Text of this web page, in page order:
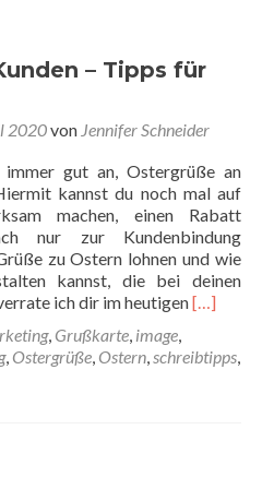
– Tipps für
2020von Jennifer Schneider
gut an, Ostergrüße an
kannst du noch mal auf
machen, einen Rabatt
nur zur Kundenbindung
zu Ostern lohnen und wie
kannst, die bei deinen
ich dir im heutigenRead
[…]
, Grußkarte, image,
, Ostergrüße, Ostern,schreibtipps,